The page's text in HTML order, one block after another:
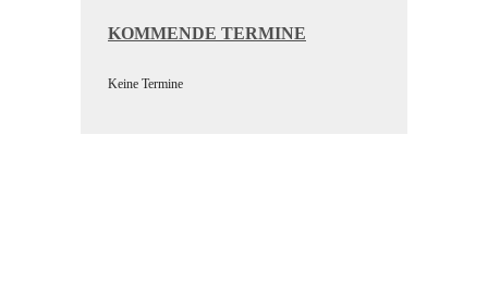
KOMMENDE TERMINE
Keine Termine